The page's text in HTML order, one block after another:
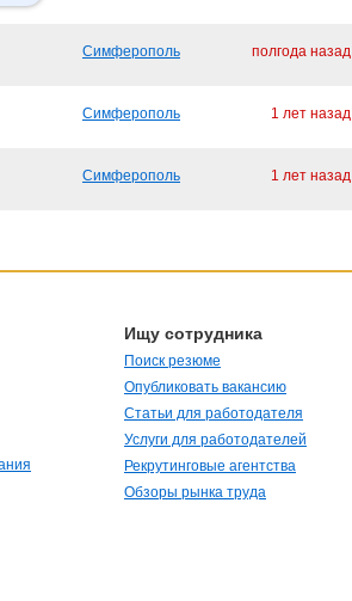
Симферополь полгода назад
Симферополь 1 лет назад
Симферополь 1 лет назад
Ищу сотрудника
Поиск резюме
Опубликовать вакансию
Статьи для работодателя
Услуги для работодателей
Рекрутинговые агентства
Обзоры рынка труда